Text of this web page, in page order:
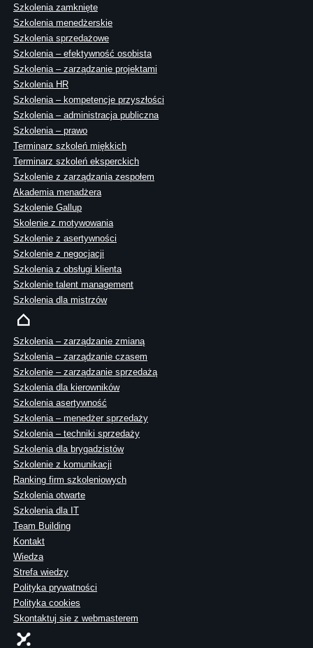
Szkolenia zamknięte
Szkolenia menedżerskie
Szkolenia sprzedażowe
Szkolenia – efektywność osobista
Szkolenia – zarządzanie projektami
Szkolenia HR
Szkolenia – kompetencje przyszłości
Szkolenia – administracja publiczna
Szkolenia – prawo
Terminarz szkoleń miękkich
Terminarz szkoleń eksperckich
Szkolenie z zarządzania zespołem
Akademia menadżera
Szkolenie Gallup
Skolenie z motywowania
Szkolenie z asertywności
Szkolenie z negocjacji
Szkolenia z obsługi klienta
Szkolenie talent management
Szkolenia dla mistrzów
Szkolenia – zarządzanie zmianą
Szkolenia – zarządzanie czasem
Szkolenie – zarządzanie sprzedażą
Szkolenia dla kierowników
Szkolenia asertywność
Szkolenia – menedżer sprzedaży
Szkolenia – techniki sprzedaży
Szkolenia dla brygadzistów
Szkolenie z komunikacji
Ranking firm szkoleniowych
Szkolenia otwarte
Szkolenia dla IT
Team Building
Kontakt
Wiedza
Strefa wiedzy
Polityka prywatności
Polityka cookies
Skontaktuj sie z webmasterem